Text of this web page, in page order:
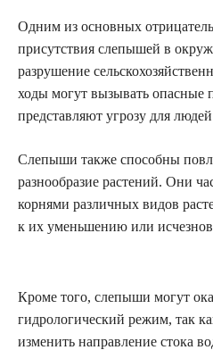
Одним из основных
присутствия слепышей в
разрушение
ходы могут вызывать опасные
представляют угрозу для
Слепыши также способны
разнообразие растений. Они
корнями различных видов
к их уменьшению или
Кроме того, слепыши могут
гидрологический режим, так
изменить направление стока